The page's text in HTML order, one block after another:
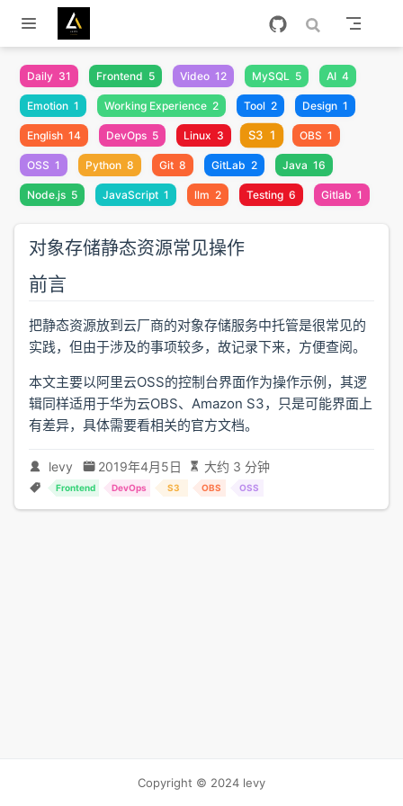
跳至主要內容
Daily 31 Frontend 5 Video 12 MySQL 5 AI 4
Emotion 1 Working Experience 2 Tool 2 Design 1
English 14 DevOps 5 Linux 3 S3 1 OBS 1
OSS 1 Python 8 Git 8 GitLab 2 Java 16
Node.js 5 JavaScript 1 llm 2 Testing 6 Gitlab 1
对象存储静态资源常见操作
前言
把静态资源放到云厂商的对象存储服务中托管是很常见的
实践，但由于涉及的事项较多，故记录下来，方便查阅。
本文主要以阿里云OSS的控制台界面作为操作示例，其逻
辑同样适用于华为云OBS、Amazon S3，只是可能界面上
有差异，具体需要看相关的官方文档。
levy 2019年4月5日 大约 3 分钟
Frontend DevOps S3 OBS OSS
Copyright © 2024 levy